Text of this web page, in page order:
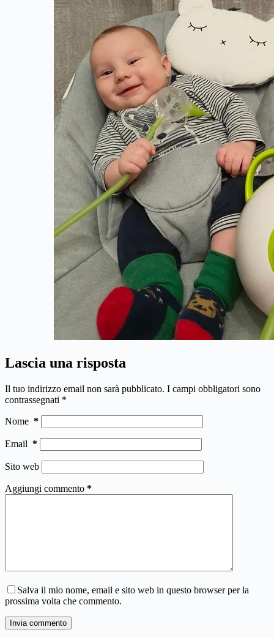
Lascia una risposta
Il tuo indirizzo email non sarà pubblicato. I campi obbligatori sono
contrassegnati *
Nome *
Email *
Sito web
Aggiungi commento *
Salva il mio nome, email e sito web in questo browser per la
prossima volta che commento.
Invia commento